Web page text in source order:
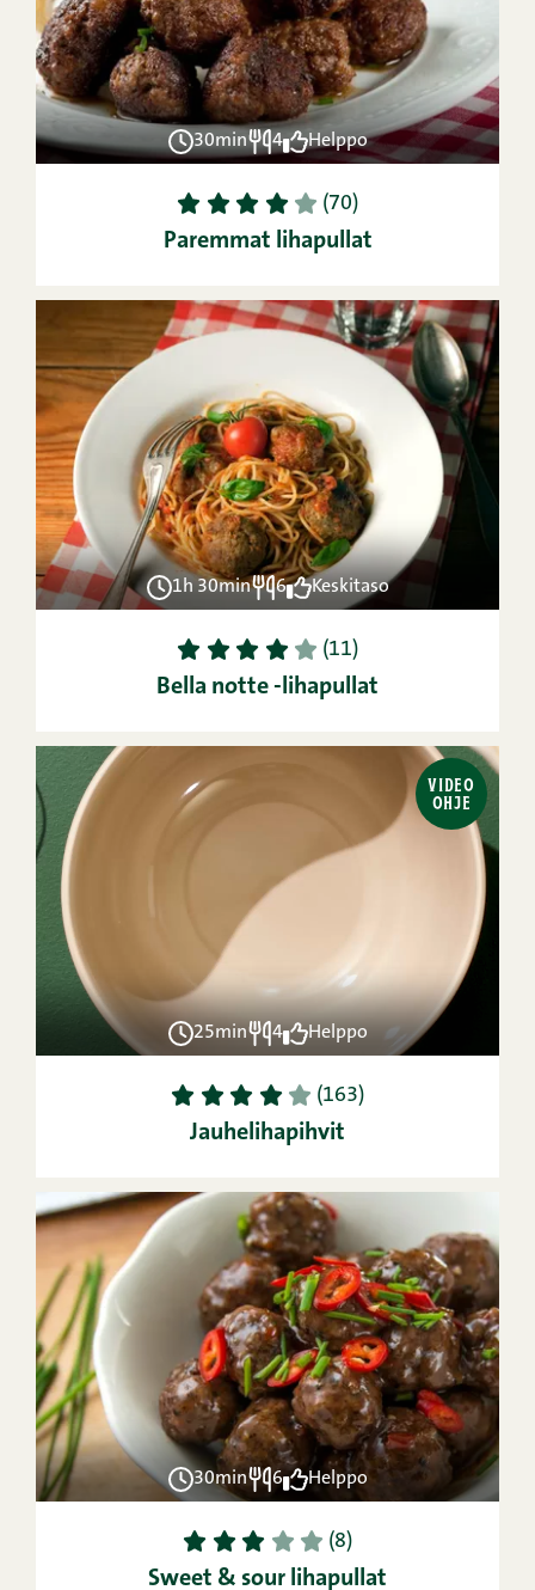
30min 4 Helppo
1 2 3 4 5 (70)
Paremmat lihapullat
1h 30min 6 Keskitaso
1 2 3 4 5 (11)
Bella notte -lihapullat
VIDEO
OHJE
25min 4 Helppo
1 2 3 4 5 (163)
Jauhelihapihvit
30min 6 Helppo
1 2 3 4 5 (8)
Sweet & sour lihapullat